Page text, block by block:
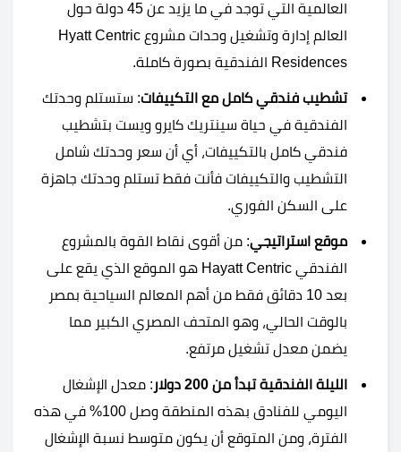
العالمية التي توجد في ما يزيد عن 45 دولة حول
العالم إدارة وتشغيل وحدات مشروع Hyatt Centric
Residences الفندقية بصورة كاملة.
تشطيب فندقي كامل مع التكييفات: ستستلم وحدتك
الفندقية في حياة سينتريك كايرو ويست بتشطيب
فندقي كامل بالتكييفات، أي أن سعر وحدتك شامل
التشطيب والتكييفات فأنت فقط تستلم وحدتك جاهزة
على السكن الفوري.
موقع استراتيجي: من أقوى نقاط القوة بالمشروع
الفندقي Hayatt Centric هو الموقع الذي يقع على
بعد 10 دقائق فقط من أهم المعالم السياحية بمصر
بالوقت الحالي، وهو المتحف المصري الكبير مما
يضمن معدل تشغيل مرتفع.
الليلة الفندقية تبدأ من 200 دولار
: معدل الإشغال
اليومي للفنادق بهذه المنطقة وصل 100% في هذه
الفترة، ومن المتوقع أن يكون متوسط نسبة الإشغال